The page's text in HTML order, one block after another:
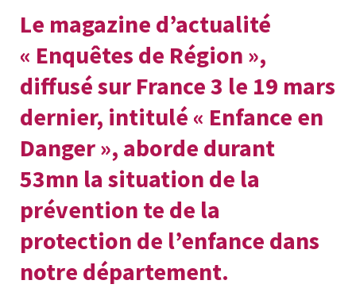
Le magazine d’actualité
« Enquêtes de Région »,
diffusé sur France 3 le 19 mars
dernier, intitulé « Enfance en
Danger », aborde durant
53mn la situation de la
prévention te de la
protection de l’enfance dans
notre département.